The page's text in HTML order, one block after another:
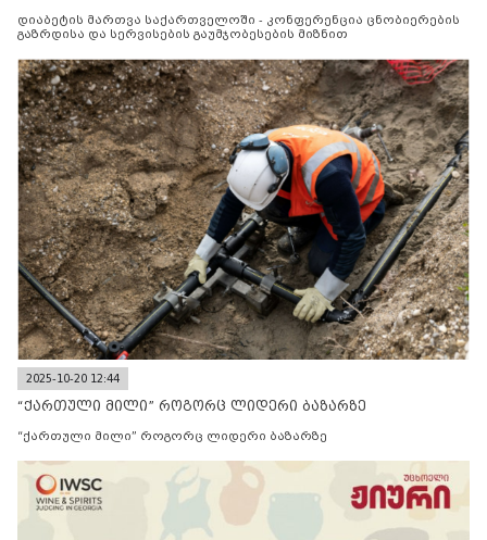
დიაბეტის მართვა საქართველოში - კონფერენცია ცნობიერების
გაზრდისა და სერვისების გაუმჯობესების მიზნით
2025-10-20 12:44
“ქართული მილი” როგორც ლიდერი ბაზარზე
“ქართული მილი” როგორც ლიდერი ბაზარზე